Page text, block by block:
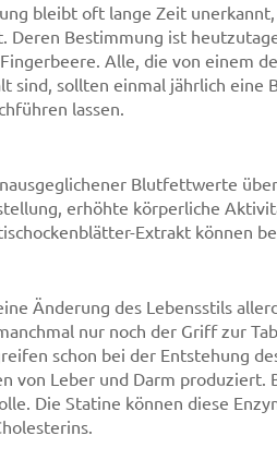
bleibt oft lange Zeit
Bestimmung ist
Alle, die von einem
sind, sollten einmal jährlich eine
lassen.
Blutfettwerte
erhöhte körperliche
Extrakt können
Änderung des Lebensstils
nur noch der Griff zur
schon bei der Entstehung
von Leber und Darm produziert.
Die Statine können diese